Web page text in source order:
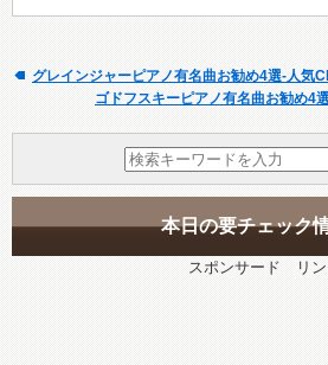
グレインジャーピアノ有名曲お勧め4選-人気
ゴドフスキーピアノ有名曲お勧め4
本日の要チェック
スポンサード リン